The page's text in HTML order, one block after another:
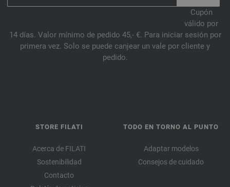
51-azul hielo | EAN: 4033493376440
52-rojo | EAN: 4033493376457
59-heno verde | EAN: 4033493398718
60-marrón canela | EAN: 4033493398725
61-turquesamenta | EAN: 4033493407380
Cupón
válido por
14 días. Valor mínimo de pedido 45,- €. Para iniciar sesión por
primera vez. Solo se puede canjear un vale por cliente y
pedido.
STORE FILATI
Acerca de FILATI
Sostenibilidad
Contacto
TODO EN TORNO AL PUNTO
Adaptar modelos
Consejos de cuidado